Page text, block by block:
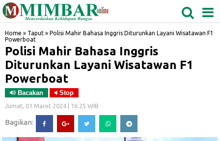
BIDANGRO
Home » Taput » Polisi Mahir Bahasa Inggris Diturunkan Layani Wisatawan F1
Powerboat
Polisi Mahir Bahasa Inggris
Diturunkan Layani Wisatawan F1
Powerboat
Bacakan Stop
Jumat, 01 Maret 2024 | 16.25 WIB
Bagikan: